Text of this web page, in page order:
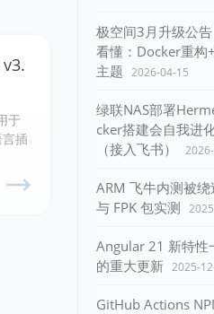
于
插
极空间3月升级公
看懂：Docker重构
主题 2026-04-15
绿联NAS部署
cker搭建会自我进
（接入飞书）
ARM 飞牛内测被
与 FPK 包实测
Angular 21 新特性
的重大更新 2025-
GitHub Actions